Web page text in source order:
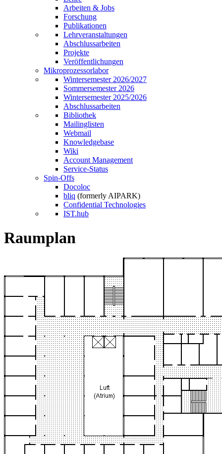
Arbeiten & Jobs
Forschung
Publikationen
Lehrveranstaltungen
Abschlussarbeiten
Projekte
Veröffentlichungen
Mikroprozessorlabor
Wintersemester 2026/2027
Sommersemester 2026
Wintersemester 2025/2026
Abschlussarbeiten
Bibliothek
Mailinglisten
Webmail
Knowledgebase
Wiki
Account Management
Service-Status
Spin-Offs
Docoloc
bliq (formerly AIPARK)
Confidential Technologies
IST.hub
Raumplan